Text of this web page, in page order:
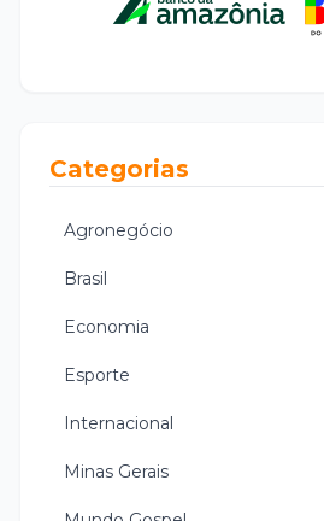
Categorias
Agronegócio
Brasil
Economia
Esporte
Internacional
Minas Gerais